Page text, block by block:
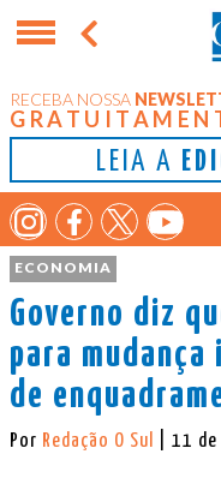
RECEBA NOSSA
LEIA A
ECONOMIA
Governo diz
para
de
Por Redação O Sul | 11